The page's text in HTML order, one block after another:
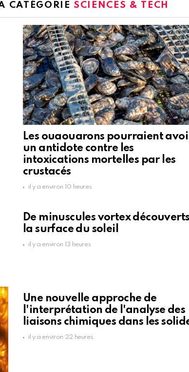
CATÉGORIE SCIENCES & TECH
Les ouaouarons pourraient
un antidote contre les
intoxications mortelles par les
crustacés
il y a environ 10 heures
De minuscules vortex
la surface du soleil
il y a environ 13 heures
Une nouvelle approche de
l'interprétation de l'analyse des
liaisons chimiques dans les
il y a environ 22 heures